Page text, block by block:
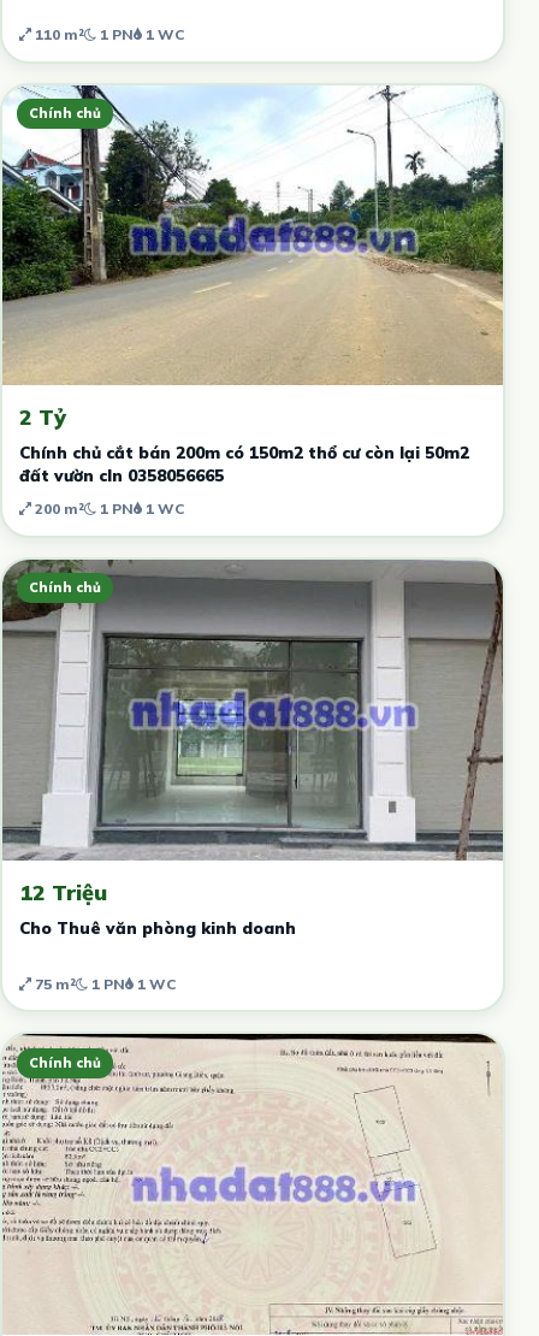
110 m² 1 PN 1 WC
Chính chủ
2 Tỷ
Chính chủ cắt bán 200m có 150m2 thổ cư còn lại 50m2
đất vườn cln 0358056665
200 m² 1 PN 1 WC
Chính chủ
12 Triệu
Cho Thuê văn phòng kinh doanh
75 m² 1 PN 1 WC
Chính chủ